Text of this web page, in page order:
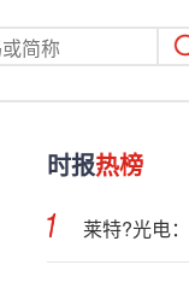
时报热榜